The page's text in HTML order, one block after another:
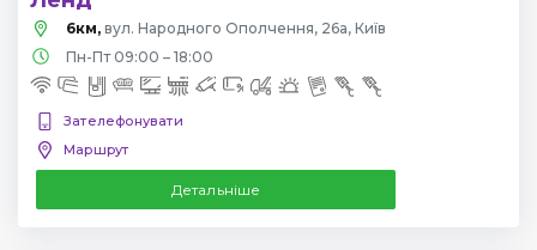
6км, вул. Народного Ополчення, 26а, Київ
Пн-Пт 09:00 – 18:00
Зателефонувати
Маршрут
Детальніше